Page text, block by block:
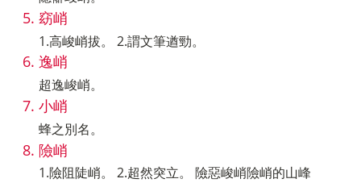
窈峭
1.高峻峭拔。 2.謂文筆遒勁。
逸峭
超逸峻峭。
小峭
蜂之別名。
險峭
1.險阻陡峭。 2.超然突立。 險惡峻峭險峭的山峰